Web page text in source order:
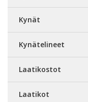
Kynät
Kynätelineet
Laatikostot
Laatikot